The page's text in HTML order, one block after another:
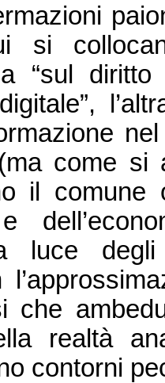
si
“sul
come si
il comune
luce
che
realtà
contorni